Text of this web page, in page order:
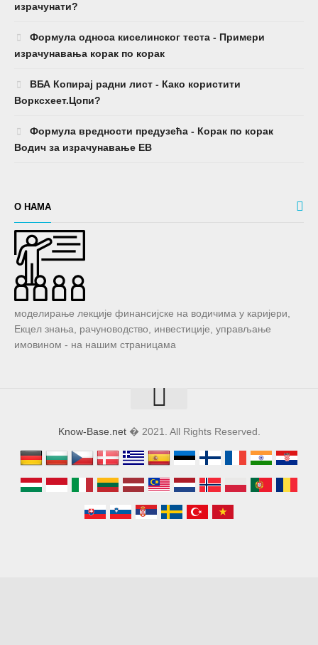
израчунати?
Формула односа киселинског теста - Примери
израчунавања корак по корак
ВБА Копирај радни лист - Како користити
Ворксхеет.Цопи?
Формула вредности предузећа - Корак по корак
Водич за израчунавање ЕВ
О НАМА
моделирање лекције финансијске на водичима у каријери,
Екцел знања, рачуноводство, инвестиције, управљање
имовином - на нашим страницама
Know-Base.net� 2021. All Rights Reserved.